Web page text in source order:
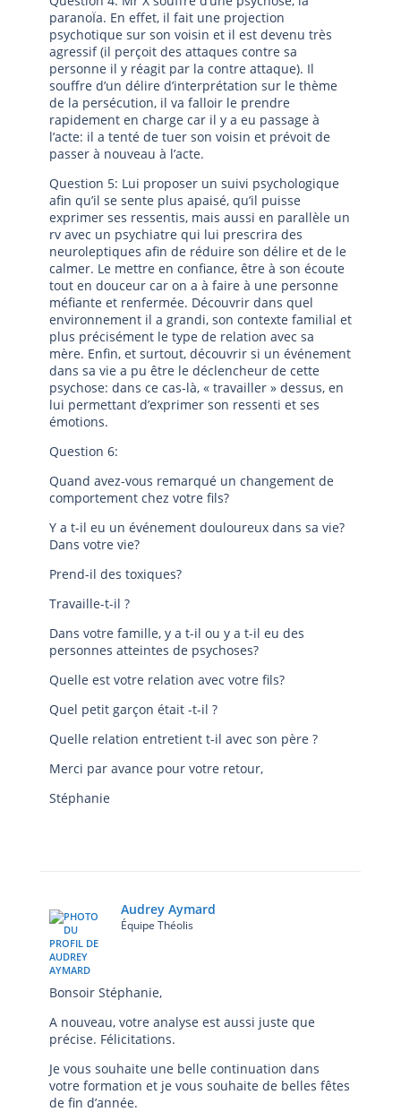
paranoÏa. En effet, il fait une projection
psychotique sur son voisin et il est devenu très
agressif (il perçoit des attaques contre sa
personne il y réagit par la contre attaque). Il
souffre d’un délire d’interprétation sur le thème
de la persécution, il va falloir le prendre
rapidement en charge car il y a eu passage à
l’acte: il a tenté de tuer son voisin et prévoit de
passer à nouveau à l’acte.
Question 5: Lui proposer un suivi psychologique
afin qu’il se sente plus apaisé, qu’il puisse
exprimer ses ressentis, mais aussi en parallèle un
rv avec un psychiatre qui lui prescrira des
neuroleptiques afin de réduire son délire et de le
calmer. Le mettre en confiance, être à son écoute
tout en douceur car on a à faire à une personne
méfiante et renfermée. Découvrir dans quel
environnement il a grandi, son contexte familial et
plus précisément le type de relation avec sa
mère. Enfin, et surtout, découvrir si un événement
dans sa vie a pu être le déclencheur de cette
psychose: dans ce cas-là, « travailler » dessus, en
lui permettant d’exprimer son ressenti et ses
émotions.
Question 6:
Quand avez-vous remarqué un changement de
comportement chez votre fils?
Y a t-il eu un événement douloureux dans sa vie?
Dans votre vie?
Prend-il des toxiques?
Travaille-t-il ?
Dans votre famille, y a t-il ou y a t-il eu des
personnes atteintes de psychoses?
Quelle est votre relation avec votre fils?
Quel petit garçon était -t-il ?
Quelle relation entretient t-il avec son père ?
Merci par avance pour votre retour,
Stéphanie
Audrey Aymard
Équipe Théolis
Bonsoir Stéphanie,
A nouveau, votre analyse est aussi juste que
précise. Félicitations.
Je vous souhaite une belle continuation dans
votre formation et je vous souhaite de belles fêtes
de fin d’année.